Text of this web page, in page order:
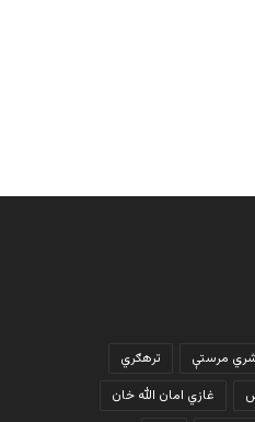
مرستې
ترهګري
غازي امان الله خان